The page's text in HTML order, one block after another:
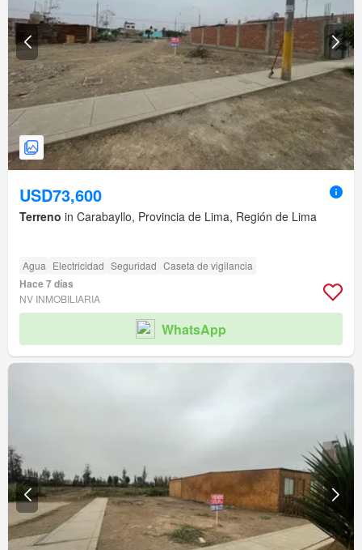
USD73,600
Terreno in Carabayllo, Provincia de Lima, Región de Lima
Agua Electricidad Seguridad Caseta de vigilancia
Hace 7 días
NV INMOBILIARIA
WhatsApp